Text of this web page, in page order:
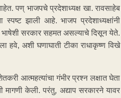
पण् भाजपचे प्रदेशाध्यक्ष खा. रावसाहेब
स्पष्ट झाली आहे. भाजप प्रदेशाध्यक्षांनी
भाषेशी सरकार सहमत असल्याचे दिसून येते.
हवे, अशी घणाघाती टीका राधाकृष्ण विखे
आत्महत्यांचा गंभीर प्रश्न लक्षात घेता
मागणी केली. परंतु, अद्याप सरकारने यावर